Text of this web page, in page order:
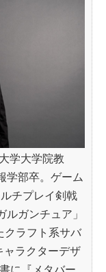
学大学院教
学部卒。ゲーム
チプレイ剣戟
ガンチュア」
クラフト系サバ
ャラクターデザ
に『メタバー